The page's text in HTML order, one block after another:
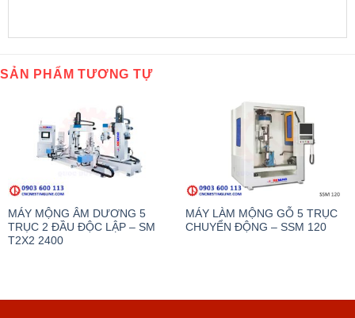
SẢN PHẨM TƯƠNG TỰ
MÁY MỘNG ÂM DƯƠNG 5
TRỤC 2 ĐẦU ĐỘC LẬP – SM
T2X2 2400
MÁY LÀM MỘNG GỖ 5 TRỤC
CHUYỂN ĐỘNG – SSM 120